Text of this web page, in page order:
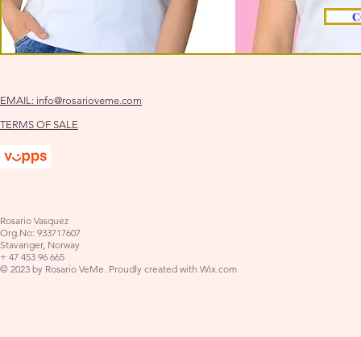
EMAIL: info@rosarioveme.com
TERMS OF SALE
Rosario Vasquez
Org.No: 933717607
Stavanger, Norway
+ 47 453 96 665
© 2023 by Rosario VeMe. Proudly created with Wix.com